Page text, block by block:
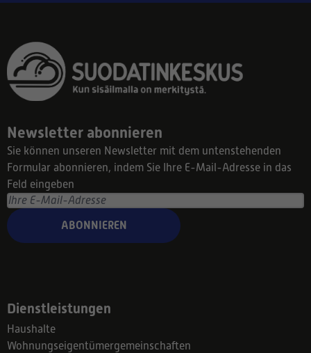
Newsletter abonnieren
Sie können unseren Newsletter mit dem untenstehenden
Formular abonnieren, indem Sie Ihre E-Mail-Adresse in das
Feld eingeben
ABONNIEREN
Dienstleistungen
Haushalte
Wohnungseigentümergemeinschaften